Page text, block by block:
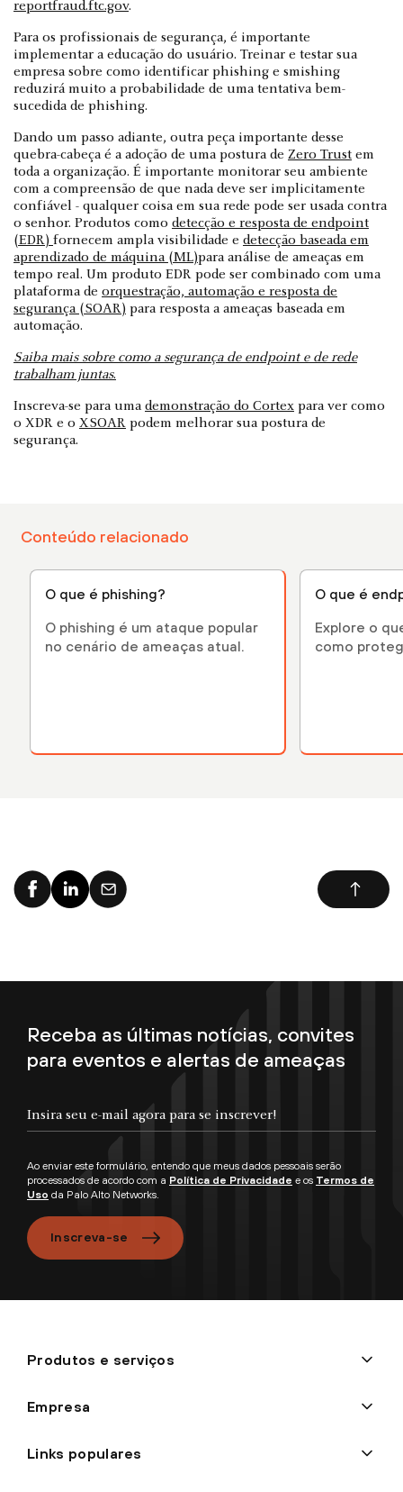
reportfraud.ftc.gov.
Para os profissionais de segurança, é importante
implementar a educação do usuário. Treinar e testar sua
empresa sobre como identificar phishing e smishing
reduzirá muito a probabilidade de uma tentativa bem-
sucedida de phishing.
Dando um passo adiante, outra peça importante desse
quebra-cabeça é a adoção de uma postura de Zero Trust em
toda a organização. É importante monitorar seu ambiente
com a compreensão de que nada deve ser implicitamente
confiável - qualquer coisa em sua rede pode ser usada contra
o senhor. Produtos como detecção e resposta de endpoint
(EDR) fornecem ampla visibilidade e detecção baseada em
aprendizado de máquina (ML)para análise de ameaças em
tempo real. Um produto EDR pode ser combinado com uma
plataforma de orquestração, automação e resposta de
segurança (SOAR) para resposta a ameaças baseada em
automação.
Saiba mais sobre como a segurança de endpoint e de rede
trabalham juntas.
Inscreva-se para uma demonstração do Cortex para ver como
o XDR e o XSOAR podem melhorar sua postura de
segurança.
Conteúdo relacionado
O que é phishing?
O phishing é um ataque popular
no cenário de ameaças atual.
O que é
Explore o
como
Receba as últimas notícias, convites
para eventos e alertas de ameaças
Ao enviar este formulário, entendo que meus dados pessoais serão
processados de acordo com a Política de Privacidade e os Termos de
Uso da Palo Alto Networks.
Inscreva-se
Produtos e serviços
Empresa
Links populares